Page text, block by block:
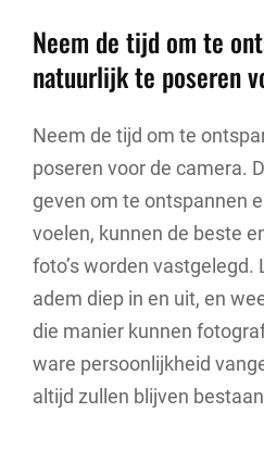
Neem de tijd om te
natuurlijk te poseren
Neem de tijd om te
poseren voor de camera.
geven om te ontspannen
voelen, kunnen de beste
foto’s worden vastgelegd.
adem diep in en uit, en
die manier kunnen
ware persoonlijkheid
altijd zullen blijven